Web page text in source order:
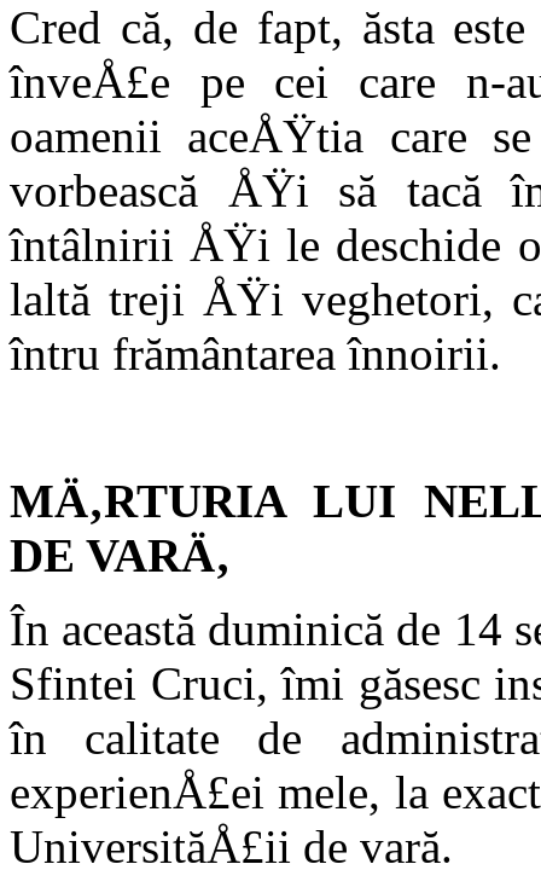
Cred că, de fapt, ăsta
înveÅ£e pe cei care n-
oamenii aceÅŸtia care
vorbească ÅŸi să tacă
întâlnirii ÅŸi le deschide
laltă treji ÅŸi veghetori,
întru frământarea înnoirii.
MÄ‚RTURIA LUI
DE VARÄ‚
În această duminică de 14
Sfintei Cruci, îmi găsesc
în calitate de
experienÅ£ei mele, la
UniversităÅ£ii de vară.